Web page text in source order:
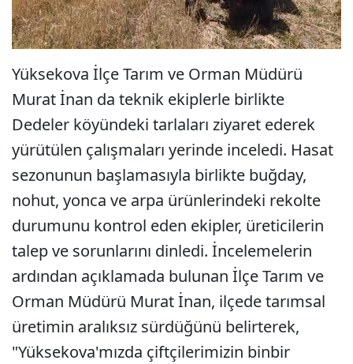
Yüksekova İlçe Tarım ve Orman Müdürü
Murat İnan da teknik ekiplerle birlikte
Dedeler köyündeki tarlaları ziyaret ederek
yürütülen çalışmaları yerinde inceledi. Hasat
sezonunun başlamasıyla birlikte buğday,
nohut, yonca ve arpa ürünlerindeki rekolte
durumunu kontrol eden ekipler, üreticilerin
talep ve sorunlarını dinledi. İncelemelerin
ardından açıklamada bulunan İlçe Tarım ve
Orman Müdürü Murat İnan, ilçede tarımsal
üretimin aralıksız sürdüğünü belirterek,
"Yüksekova'mızda çiftçilerimizin binbir